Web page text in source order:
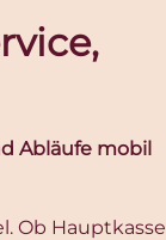
Abläufe mobil
Ob Hauptkasse